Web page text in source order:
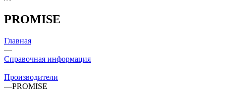
PROMISE
Главная
—
Справочная информация
—
Производители
—PROMISE